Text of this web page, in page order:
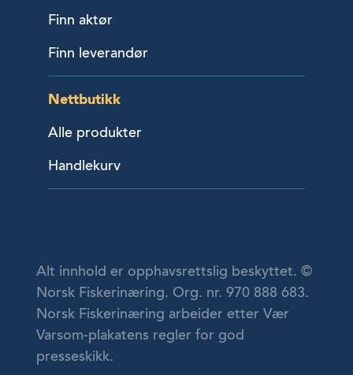
Finn aktør
Finn leverandør
Nettbutikk
Alle produkter
Handlekurv
Alt innhold er opphavsrettslig beskyttet. ©
Norsk Fiskerinæring. Org. nr. 970 888 683.
Norsk Fiskerinæring arbeider etter Vær
Varsom-plakatens regler for god
presseskikk.